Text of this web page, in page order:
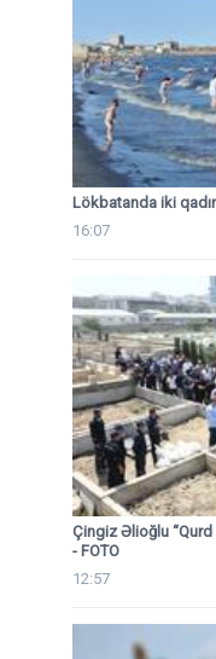
Lökbatanda iki
16:07
Çingiz Əlioğlu “Qurd
- FOTO
12:57